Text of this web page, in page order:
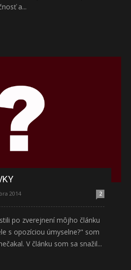
a...
2014 2
po zverejnení môjho článku
s opozíciou úmyselne?" som
V článku som sa snažil...